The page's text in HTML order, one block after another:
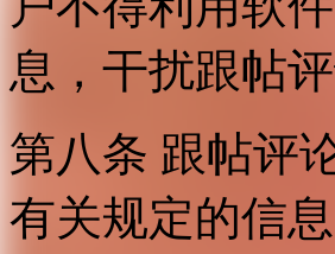
息，干扰跟帖
第八条 跟帖评
有关规定的信